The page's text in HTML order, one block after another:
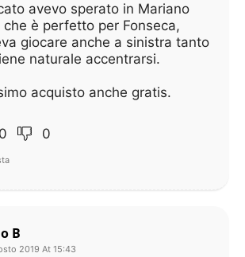
avevo sperato in Mariano
che è perfetto per Fonseca,
giocare anche a sinistra tanto
naturale accentrarsi.
acquisto anche gratis.
0 0
B
2019 At 15:43